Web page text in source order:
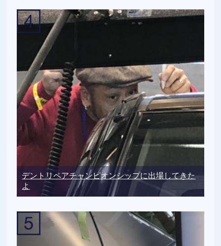
デントリペアチャンピオンシップに出場してきた
よ